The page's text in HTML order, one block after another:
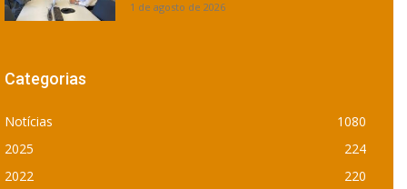
1 de agosto de 2026
Categorias
Notícias
1080
2025
224
2022
220